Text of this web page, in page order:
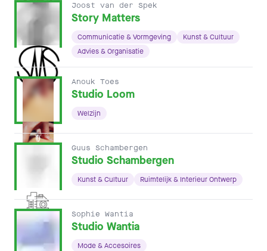
Joost van der Spek
Story Matters
Communicatie & Vormgeving
Kunst & Cultuur
Advies & Organisatie
Anouk Toes
Studio Loom
Welzijn
Guus Schambergen
Studio Schambergen
Kunst & Cultuur Ruimtelijk & Interieur Ontwerp
Sophie Wantia
Studio Wantia
Mode & Accesoires